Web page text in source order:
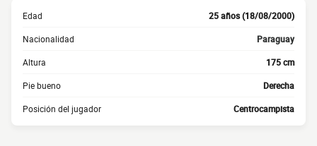
Edad 25 años (18/08/2000)
Nacionalidad Paraguay
Altura 175 cm
Pie bueno Derecha
Posición del jugador Centrocampista